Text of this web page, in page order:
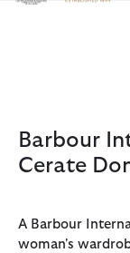
Clicca per
Barbour
Cerate
A Barbour
woman's